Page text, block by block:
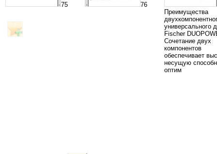
75
76
Преимущества
универсального
Fischer
Сочетание двух
компонентов
обеспечивает
несущую
оптим